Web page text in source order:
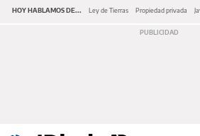
HOY HABLAMOS DE... Ley de Tierras Propiedad privada